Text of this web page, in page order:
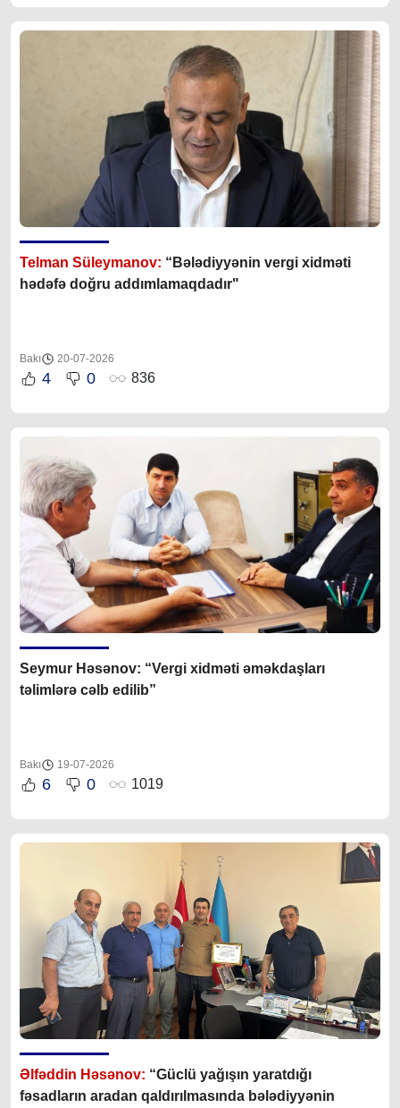
Telman Süleymanov: “Bələdiyyənin vergi xidməti
hədəfə doğru addımlamaqdadır"
Bakı 20-07-2026
4 0 836
Seymur Həsənov: “Vergi xidməti əməkdaşları
təlimlərə cəlb edilib”
Bakı 19-07-2026
6 0 1019
Əlfəddin Həsənov: “Güclü yağışın yaratdığı
fəsadların aradan qaldırılmasında bələdiyyənin